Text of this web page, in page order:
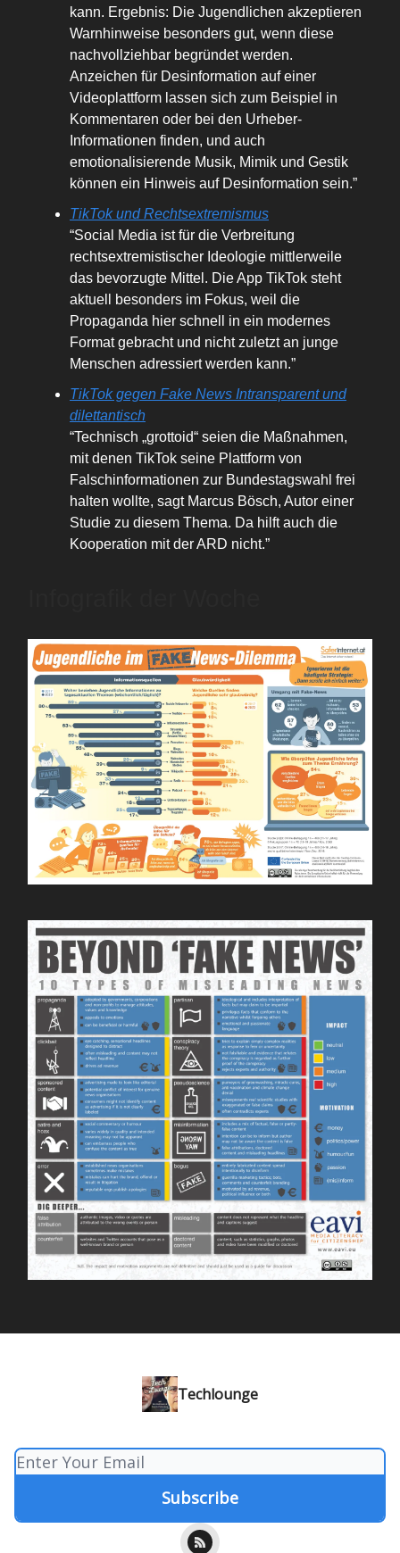
kann. Ergebnis: Die Jugendlichen akzeptieren
Warnhinweise besonders gut, wenn diese
nachvollziehbar begründet werden.
Anzeichen für Desinformation auf einer
Videoplattform lassen sich zum Beispiel in
Kommentaren oder bei den Urheber-
Informationen finden, und auch
emotionalisierende Musik, Mimik und Gestik
können ein Hinweis auf Desinformation sein.”
TikTok und Rechtsextremismus
“Social Media ist für die Verbreitung
rechtsextremistischer Ideologie mittlerweile
das bevorzugte Mittel. Die App TikTok steht
aktuell besonders im Fokus, weil die
Propaganda hier schnell in ein modernes
Format gebracht und nicht zuletzt an junge
Menschen adressiert werden kann.”
TikTok gegen Fake News Intransparent und
dilettantisch
“Technisch „grottoid“ seien die Maßnahmen,
mit denen TikTok seine Plattform von
Falschinformationen zur Bundestagswahl frei
halten wollte, sagt Marcus Bösch, Autor einer
Studie zu diesem Thema. Da hilft auch die
Kooperation mit der ARD nicht.”
Techlounge